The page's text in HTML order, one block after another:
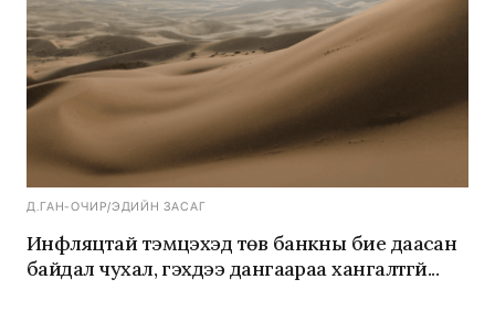
Д.ГАН-ОЧИР/ЭДИЙН ЗАСАГ
Инфляцтай тэмцэхэд төв банкны бие даасан
байдал чухал, гэхдээ дангаараа хангалтгүй...